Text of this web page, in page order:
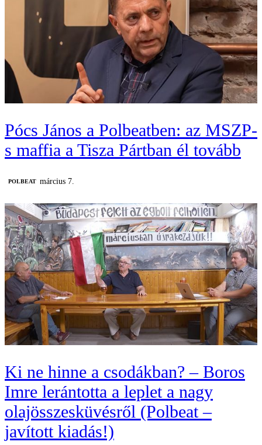
Pócs János a Polbeatben: az MSZP-
s maffia a Tisza Pártban él tovább
‎POLBEAT március 7.
Ki ne hinne a csodákban? – Boros
Imre lerántotta a leplet a nagy
olajösszesküvésről (Polbeat –
javított kiadás!)